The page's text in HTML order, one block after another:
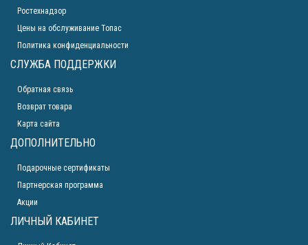
Ростехнадзор
Цены на обслуживание Топас
Политика конфиденциальности
СЛУЖБА ПОДДЕРЖКИ
Обратная связь
Возврат товара
Карта сайта
ДОПОЛНИТЕЛЬНО
Подарочные сертификаты
Партнерская программа
Акции
ЛИЧНЫЙ КАБИНЕТ